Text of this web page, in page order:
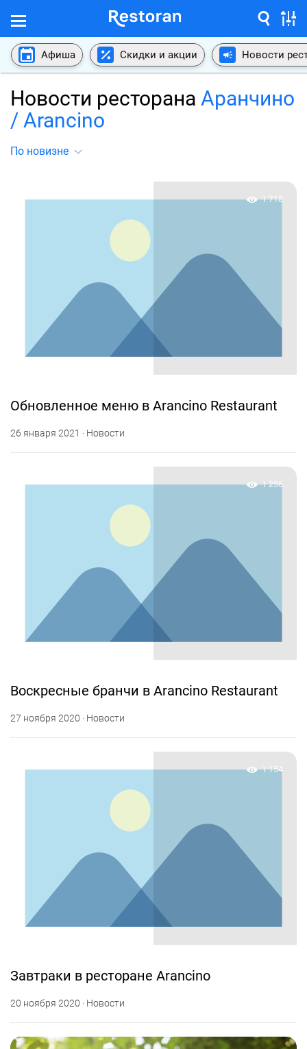
Афиша Скидки и акции Новости
Новости ресторана Аранчино
/ Arancino
По новизне
1 718
Обновленное меню в Arancino Restaurant
26 января 2021 · Новости
1 256
Воскресные бранчи в Arancino Restaurant
27 ноября 2020 · Новости
1 154
Завтраки в ресторане Arancino
20 ноября 2020 · Новости